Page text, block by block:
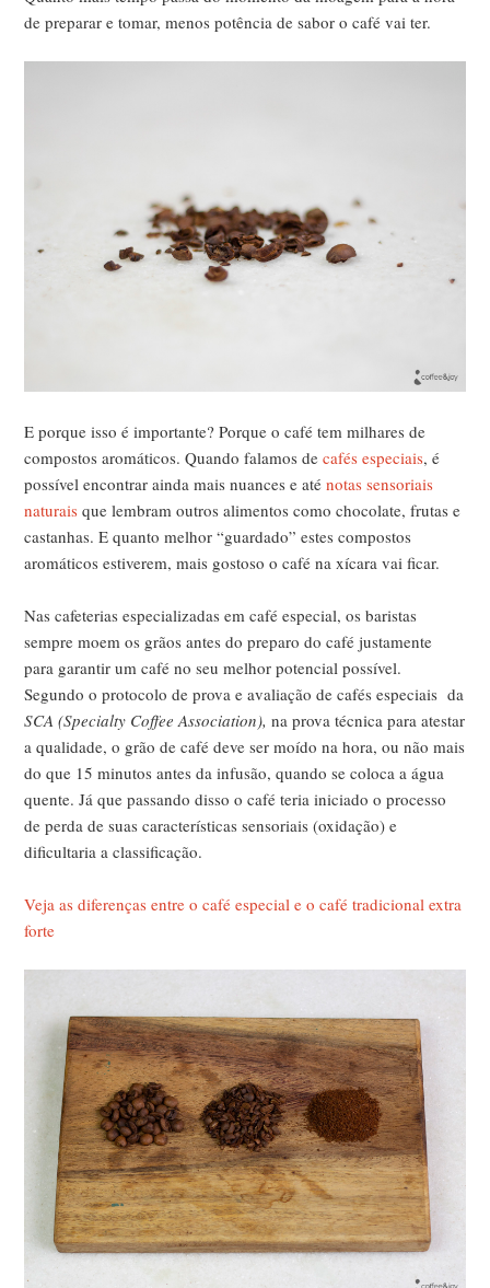
de preparar e tomar, menos potência de sabor o café vai ter.
E porque isso é importante? Porque o café tem milhares de
compostos aromáticos. Quando falamos decafés especiais, é
possível encontrar ainda mais nuances e aténotas sensoriais
naturais que lembram outros alimentos como chocolate, frutas e
castanhas. E quanto melhor “guardado” estes compostos
aromáticos estiverem, mais gostoso o café na xícara vai ficar.
Nas cafeterias especializadas em café especial, os baristas
sempre moem os grãos antes do preparo do café justamente
para garantir um café no seu melhor potencial possível.
Segundo o protocolo de prova e avaliação de cafés especiais da
SCA (Specialty Coffee Association), na prova técnica para atestar
a qualidade, o grão de café deve ser moído na hora, ou não mais
do que 15 minutos antes da infusão, quando se coloca a água
quente. Já que passando disso o café teria iniciado o processo
de perda de suas características sensoriais (oxidação) e
dificultaria a classificação.
Veja as diferenças entre o café especial e o café tradicional extra
forte